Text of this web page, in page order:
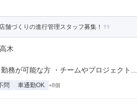
舗づくりの進行管理スタッフ募集！
木
務が可能な方 ・チームやプロジェクト...
問 車通勤OK +8個